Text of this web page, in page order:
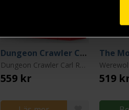
Dungeon Crawler Carl RPG: Starter Set
Dungeon Crawler Carl RPG
559 kr 519